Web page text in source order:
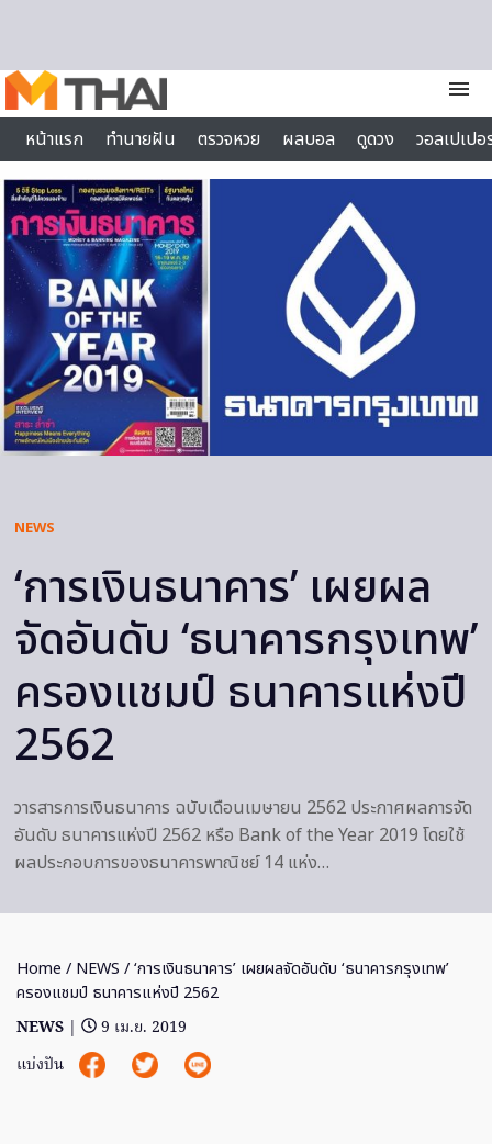
menu
หน้าแรก
ทำนายฝัน ตรวจหวย ผลบอล ดูดวง
วอลเปเป
ไลฟ์สไตล์
NEWS
‘การเงินธนาคาร’ เผยผล
จัดอันดับ ‘ธนาคารกรุงเทพ’
ครองแชมป์ ธนาคารแห่งปี
2562
วารสารการเงินธนาคาร ฉบับเดือนเมษายน 2562 ประกาศผลการจัด
อันดับ ธนาคารแห่งปี 2562 หรือ Bank of the Year 2019 โดยใช้
ผลประกอบการของธนาคารพาณิชย์ 14 แห่ง…
Home / NEWS / ‘การเงินธนาคาร’ เผยผลจัดอันดับ ‘ธนาคารกรุงเทพ’
ครองแชมป์ ธนาคารแห่งปี 2562
NEWS |
9 เม.ย. 2019
แบ่งปัน